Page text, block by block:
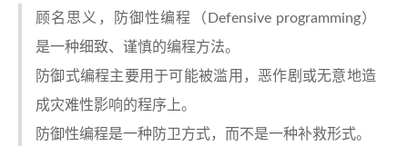
顾名思义，防御性编程（Defensive programming）
是一种细致、谨慎的编程方法。
防御式编程主要用于可能被滥用，恶作剧或无意地造
成灾难性影响的程序上。
防御性编程是一种防卫方式，而不是一种补救形式。